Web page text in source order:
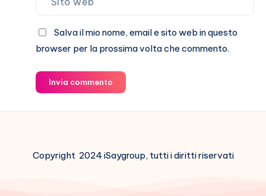
Salva il mio nome, email e sito web in questo
browser per la prossima volta che commento.
Invia commento
Copyright 2024 iSaygroup, tutti i diritti riservati